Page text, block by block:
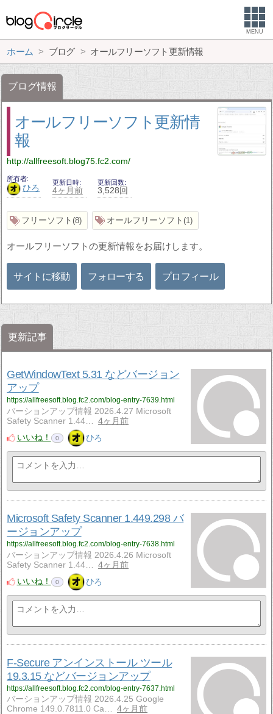
MENU
ホーム ブログ オールフリーソフト更新情報
ブログ情報
オールフリーソフト更新情
報
http://allfreesoft.blog75.fc2.com/
所有者
ひろ
更新日時
4ヶ月前
更新回数
3,528回
フリーソフト 8 オールフリーソフト 1
オールフリーソフトの更新情報をお届けします。
サイトに移動 フォローする プロフィール
更新記事
GetWindowText 5.31 などバージョン
アップ
https://allfreesoft.blog.fc2.com/blog-entry-7639.html
バーションアップ情報 2026.4.27 Microsoft
Safety Scanner 1.44…
4ヶ月前
いいね！
0 ひろ
Microsoft Safety Scanner 1.449.298 バ
ージョンアップ
https://allfreesoft.blog.fc2.com/blog-entry-7638.html
バーションアップ情報 2026.4.26 Microsoft
Safety Scanner 1.44…
4ヶ月前
いいね！
0 ひろ
F-Secure アンインストール ツール
19.3.15 などバージョンアップ
https://allfreesoft.blog.fc2.com/blog-entry-7637.html
バーションアップ情報 2026.4.25 Google
Chrome 149.0.7811.0 Ca…
4ヶ月前